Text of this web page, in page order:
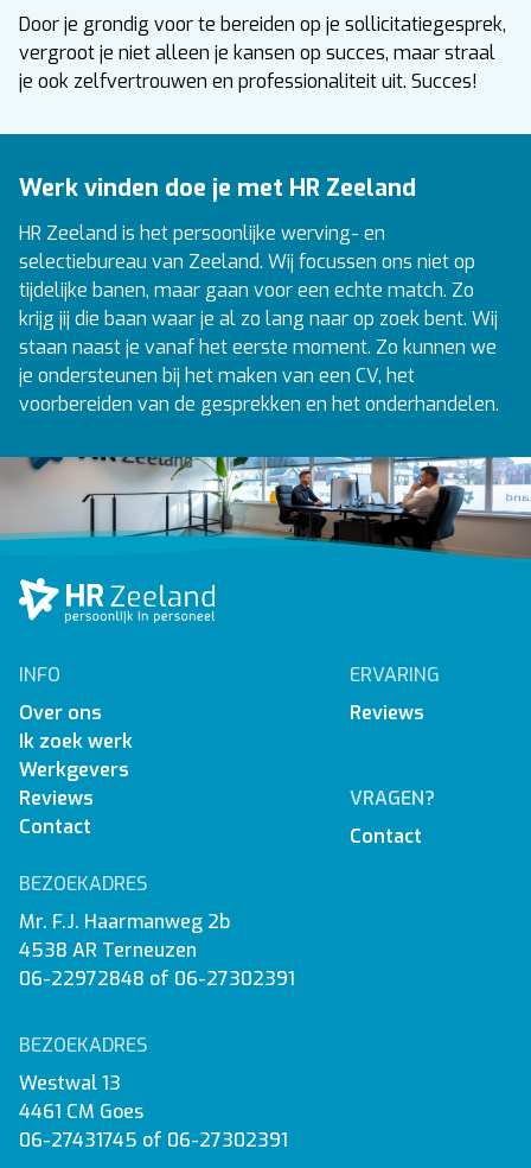
Door je grondig voor te bereiden op je sollicitatiegesprek,
vergroot je niet alleen je kansen op succes, maar straal
je ook zelfvertrouwen en professionaliteit uit. Succes!
Werk vinden doe je met HR Zeeland
HR Zeeland is het persoonlijke werving- en
selectiebureau van Zeeland. Wij focussen ons niet op
tijdelijke banen, maar gaan voor een echte match. Zo
krijg jij die baan waar je al zo lang naar op zoek bent. Wij
staan naast je vanaf het eerste moment. Zo kunnen we
je ondersteunen bij het maken van een CV, het
voorbereiden van de gesprekken en het onderhandelen.
INFO
Over ons
Ik zoek werk
Werkgevers
Reviews
Contact
ERVARING
Reviews
VRAGEN?
Contact
BEZOEKADRES
Mr. F.J. Haarmanweg 2b
4538 AR Terneuzen
06-22972848 of 06-27302391
BEZOEKADRES
Westwal 13
4461 CM Goes
06-27431745 of 06-27302391